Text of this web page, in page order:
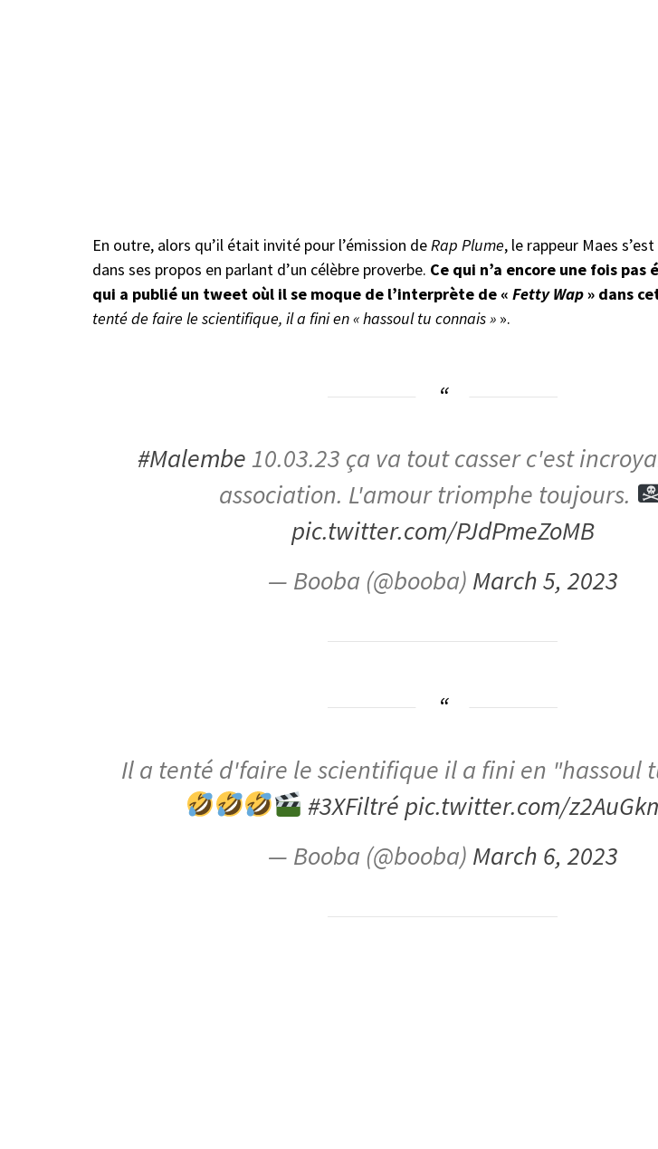
En outre, alors qu’il était invité pour l’émission deRap Plume, le rappeur Maes
dans ses propos en parlant d’un célèbre proverbe. Ce qui n’a encore une fois pas
qui a publié un tweet oùl il se moque de l’interprète de « Fetty Wap» dans
tenté de faire le scientifique, il a fini en « hassoul tu connais » ».
#Malembe 10.03.23 ça va tout casser c'est
association. L'amour triomphe toujours.
pic.twitter.com/PJdPmeZoMB
— Booba (@booba) March 5, 2023
Il a tenté d'faire le scientifique il a fini en "hassoul
#3XFiltré pic.twitter.com/
— Booba (@booba) March 6, 2023